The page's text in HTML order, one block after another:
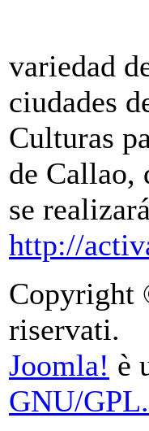
variedad
ciudades
Culturas
de Callao,
se
http://
Copyright
riservati.
Joomla! è
GNU/GPL.